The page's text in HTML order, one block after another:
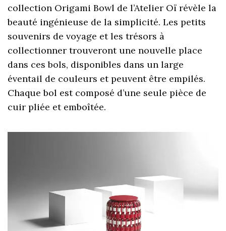
collection Origami Bowl de l’Atelier Oï révèle la
beauté ingénieuse de la simplicité. Les petits
souvenirs de voyage et les trésors à
collectionner trouveront une nouvelle place
dans ces bols, disponibles dans un large
éventail de couleurs et peuvent être empilés.
Chaque bol est composé d’une seule pièce de
cuir pliée et emboîtée.